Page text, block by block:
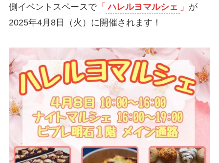
側イベントスペースで「 ハレルヨマルシェ 」 が
2025年4月8日（火）に開催されます！